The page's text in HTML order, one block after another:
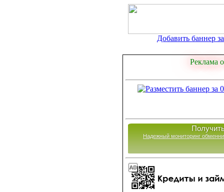
Добавить баннер
Реклама
Надежный мониторинг